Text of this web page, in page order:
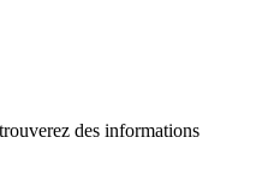
des informations